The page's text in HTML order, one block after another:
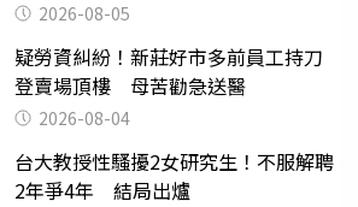
2026-08-05
疑勞資糾紛！新莊好市多前員工持刀
登賣場頂樓 母苦勸急送醫
2026-08-04
台大教授性騷擾2女研究生！不服解聘
2年爭4年 結局出爐